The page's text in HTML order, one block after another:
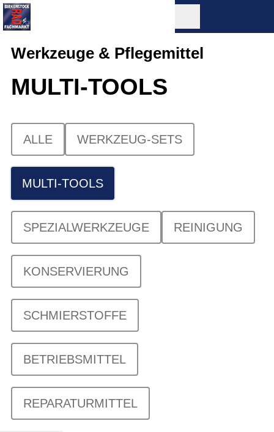
Werkzeuge & Pflegemittel
MULTI-TOOLS
ALLE WERKZEUG-SETS
MULTI-TOOLS
SPEZIALWERKZEUGE REINIGUNG
KONSERVIERUNG
SCHMIERSTOFFE
BETRIEBSMITTEL
REPARATURMITTEL